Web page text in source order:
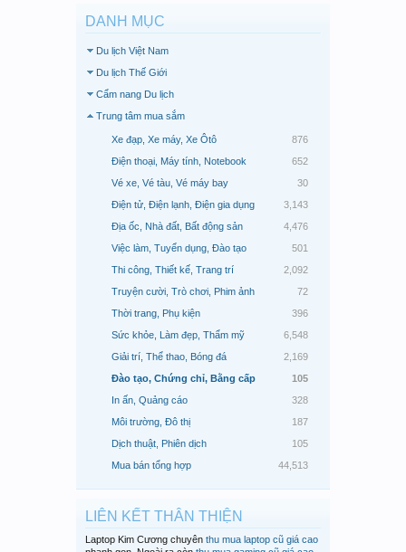
DANH MỤC
Du lịch Việt Nam
Du lịch Thế Giới
Cẩm nang Du lịch
Trung tâm mua sắm
Xe đạp, Xe máy, Xe Ôtô
876
Điện thoại, Máy tính, Notebook
652
Vé xe, Vé tàu, Vé máy bay
30
Điện tử, Điện lạnh, Điện gia dụng
3,143
Địa ốc, Nhà đất, Bất động sản
4,476
Việc làm, Tuyển dụng, Đào tạo
501
Thi công, Thiết kế, Trang trí
2,092
Truyện cười, Trò chơi, Phim ảnh
72
Thời trang, Phụ kiện
396
Sức khỏe, Làm đẹp, Thẩm mỹ
6,548
Giải trí, Thể thao, Bóng đá
2,169
Đào tạo, Chứng chỉ, Bằng cấp
105
In ấn, Quảng cáo
328
Môi trường, Đô thị
187
Dịch thuật, Phiên dịch
105
Mua bán tổng hợp
44,513
LIÊN KẾT THÂN THIỆN
Laptop Kim Cương chuyên thu mua laptop cũ giá cao